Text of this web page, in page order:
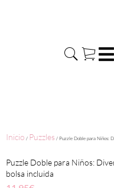
Inicio / Puzzles / Puzzle Doble para Niños:
Puzzle Doble para Niños:
bolsa incluida